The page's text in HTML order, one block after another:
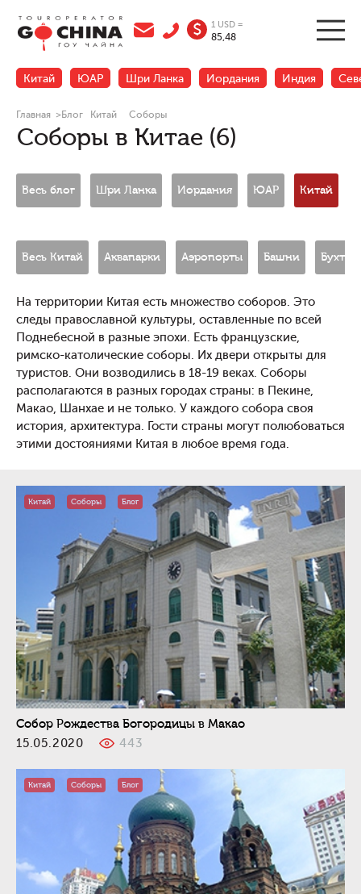
$ 1 USD =
85,48
Китай ЮАР Шри Ланка Иордания Индия
Главная >Блог Китай Соборы
Соборы в Китае (6)
Весь блог Шри Ланка Иордания ЮАР Китай
Весь Китай Аквапарки Аэропорты Башни Бухты
На территории Китая есть множество соборов. Это
следы православной культуры, оставленные по всей
Поднебесной в разные эпохи. Есть французские,
римско-католические соборы. Их двери открыты для
туристов. Они возводились в 18-19 веках. Соборы
располагаются в разных городах страны: в Пекине,
Макао, Шанхае и не только. У каждого собора своя
история, архитектура. Гости страны могут полюбоваться
этими достояниями Китая в любое время года.
Китай Соборы Блог
Собор Рождества Богородицы в Макао
15.05.2020
443
Китай Соборы Блог